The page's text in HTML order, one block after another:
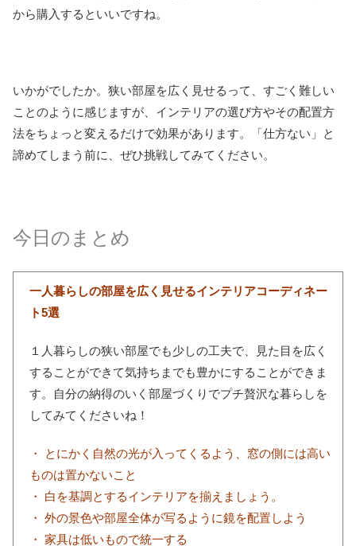
から購入するといいですね。
いかがでしたか。狭い部屋を広く見せるって、すごく難しい
ことのように感じますが、インテリアの選び方やその配置方
法をちょっと変えるだけで効果があります。「仕方ない」と
諦めてしまう前に、ぜひ挑戦してみてください。
今日のまとめ
一人暮らしの部屋を広く見せるインテリアコーディネー
ト5選
１人暮らしの狭い部屋でも少しの工夫で、見た目を広く
することができて気持ちまでも豊かにすることができま
す。自分の納得のいく部屋づくりでプチ贅沢な暮らしを
してみてくださいね！
・ とにかく自然の光が入ってくるよう、窓の側には高い
ものは置かないこと
・ 白を基調とするインテリアを揃えましょう。
・ 外の景色や部屋全体が写るように鏡を配置しよう
・ 家具は低いもので統一する